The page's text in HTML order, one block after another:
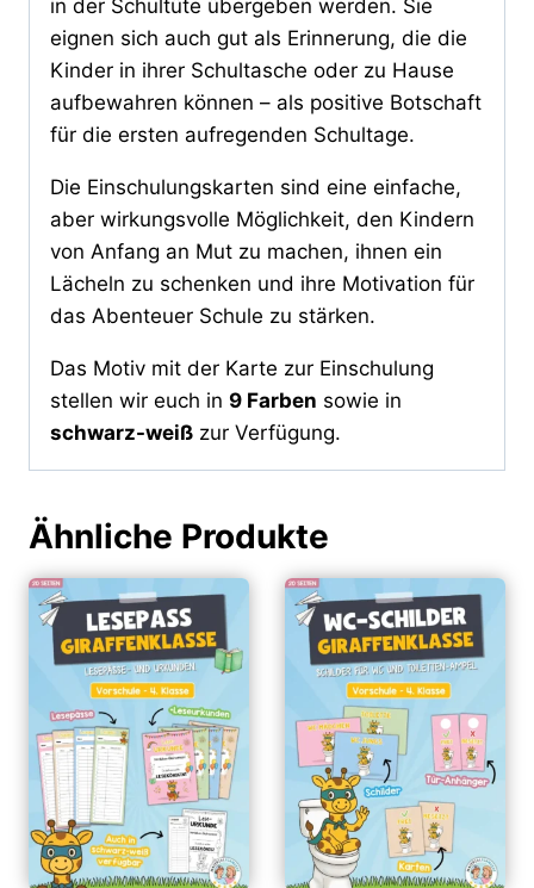
in der Schultüte übergeben werden. Sie
eignen sich auch gut als Erinnerung, die die
Kinder in ihrer Schultasche oder zu Hause
aufbewahren können – als positive Botschaft
für die ersten aufregenden Schultage.
Die Einschulungskarten sind eine einfache,
aber wirkungsvolle Möglichkeit, den Kindern
von Anfang an Mut zu machen, ihnen ein
Lächeln zu schenken und ihre Motivation für
das Abenteuer Schule zu stärken.
Das Motiv mit der Karte zur Einschulung
stellen wir euch in 9 Farben sowie in
schwarz-weiß zur Verfügung.
Ähnliche Produkte